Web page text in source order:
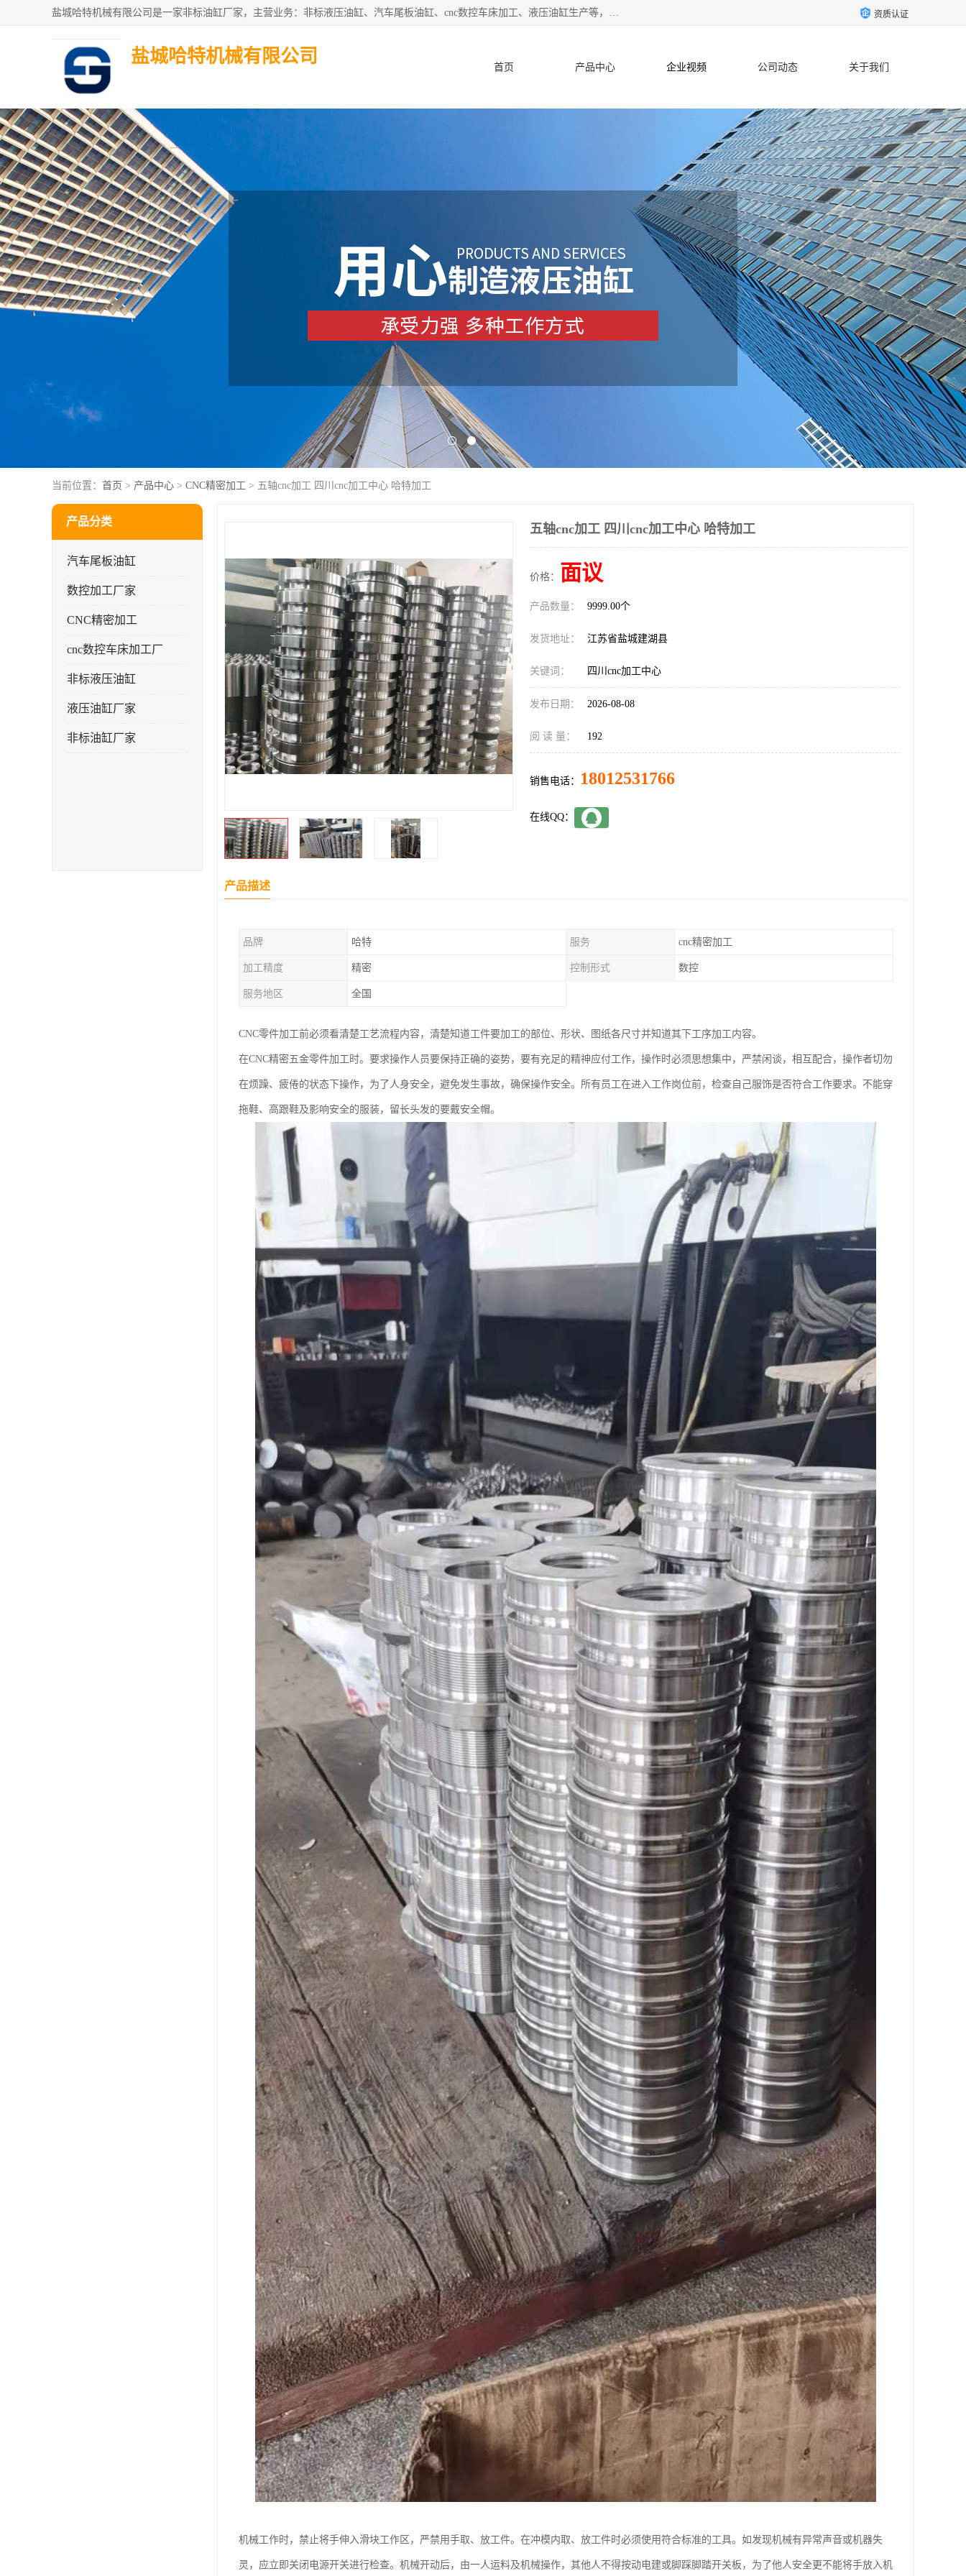
盐城哈特机械有限公司是一家非标油缸厂家，主营业务：非标液压油缸、汽车尾板油缸、cnc数控车床加工、液压油缸生产等，公司已通过了 ISO9000 质、量管理体系认证和 ISO14001、环境管理体系认证,力求成为一家以技术实力著称的多元化机械制造企业。 资质认证
盐城哈特机械有限公司
首页 产品中心 企业视频 公司动态 关于我们
当前位置： 首页 > 产品中心 > CNC精密加工 > 五轴cnc加工 四川cnc加工中心 哈特加工
产品分类
汽车尾板油缸
数控加工厂家
CNC精密加工
cnc数控车床加工厂
非标液压油缸
液压油缸厂家
非标油缸厂家
五轴cnc加工 四川cnc加工中心 哈特加工
价格： 面议
产品数量： 9999.00个
发货地址： 江苏省盐城建湖县
关键词： 四川cnc加工中心
发布日期： 2026-08-08
阅 读 量： 192
销售电话： 18012531766
在线QQ：
产品描述
品牌 哈特 服务 cnc精密加工
加工精度 精密 控制形式 数控
服务地区 全国
CNC零件加工前必须看清楚工艺流程内容，清楚知道工件要加工的部位、形状、图纸各尺寸并知道其下工序加工内容。
在CNC精密五金零件加工时。要求操作人员要保持正确的姿势，要有充足的精神应付工作，操作时必须思想集中，严禁闲谈，相互配合，操作者切勿
在烦躁、疲倦的状态下操作，为了人身安全，避免发生事故，确保操作安全。所有员工在进入工作岗位前，检查自己服饰是否符合工作要求。不能穿
拖鞋、高跟鞋及影响安全的服装，留长头发的要戴安全帽。
机械工作时，禁止将手伸入滑块工作区，严禁用手取、放工件。在冲模内取、放工件时必须使用符合标准的工具。如发现机械有异常声音或机器失
灵，应立即关闭电源开关进行检查。机械开动后，由一人运料及机械操作，其他人不得按动电建或脚踩脚踏开关板，为了他人安全更不能将手放入机